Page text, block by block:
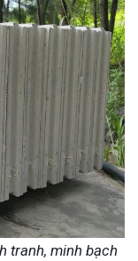
tranh, minh bạch